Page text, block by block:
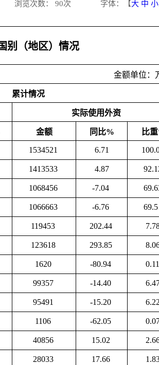
浏览次数： 90次 字体：【大中 小
别（地区）情况
金额单位：
累计情况
实际使用外资
金额 同比% 比
1534521 6.71
1413533 4.87
1068456 -7.04
1066663 -6.76
119453 202.44
123618 293.85
1620 -80.94 0.11
99357 -14.40
95491 -15.20 6.22
1106 -62.05
40856 15.02
28033 17.66